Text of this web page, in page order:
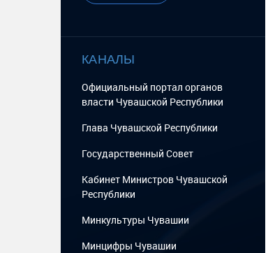
КАНАЛЫ
Официальный портал органов
власти Чувашской Республики
Глава Чувашской Республики
Государственный Cовет
Кабинет Министров Чувашской
Республики
Минкультуры Чувашии
Минцифры Чувашии